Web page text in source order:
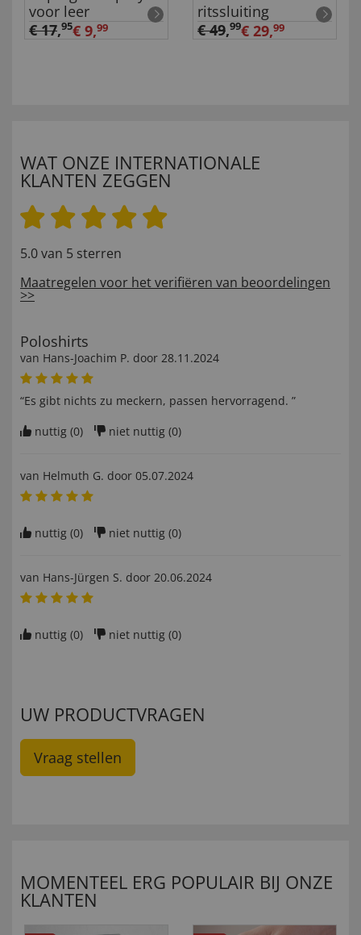
voor leer
€ 17,95€ 9,99
ritssluiting
€ 49,99€ 29,99
WAT ONZE INTERNATIONALE
KLANTEN ZEGGEN
5.0 van 5 sterren
Maatregelen voor het verifiëren van beoordelingen
>>
Poloshirts
van Hans-Joachim P. door 28.11.2024
“Es gibt nichts zu meckern, passen hervorragend. ”
nuttig (0) niet nuttig (0)
van Helmuth G. door 05.07.2024
nuttig (0) niet nuttig (0)
van Hans-Jürgen S. door 20.06.2024
nuttig (0) niet nuttig (0)
UW PRODUCTVRAGEN
Vraag stellen
MOMENTEEL ERG POPULAIR BIJ ONZE
KLANTEN